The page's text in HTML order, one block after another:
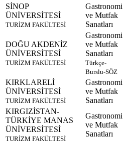
SİNOP
ÜNİVERSİTESİ
TURİZM FAKÜLTESİ
Gastronomi
ve Mutfak
Sanatları
DOĞU AKDENİZ
ÜNİVERSİTESİ
TURİZM FAKÜLTESİ
Gastronomi
ve Mutfak
Sanatları
Türkçe-
Burslu-SÖZ
KIRKLARELİ
ÜNİVERSİTESİ
TURİZM FAKÜLTESİ
Gastronomi
ve Mutfak
Sanatları
KIRGIZİSTAN-
TÜRKİYE MANAS
ÜNİVERSİTESİ
TURİZM FAKÜLTESİ
Gastronomi
ve Mutfak
Sanatları